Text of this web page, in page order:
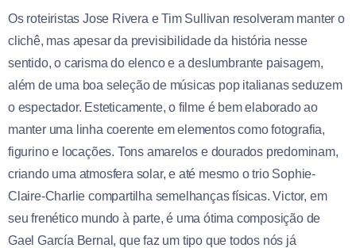
Os roteiristas Jose Rivera e Tim Sullivan resolveram manter o
clichê, mas apesar da previsibilidade da história nesse
sentido, o carisma do elenco e a deslumbrante paisagem,
além de uma boa seleção de músicas pop italianas seduzem
o espectador. Esteticamente, o filme é bem elaborado ao
manter uma linha coerente em elementos como fotografia,
figurino e locações. Tons amarelos e dourados predominam,
criando uma atmosfera solar, e até mesmo o trio Sophie-
Claire-Charlie compartilha semelhanças físicas. Victor, em
seu frenético mundo à parte, é uma ótima composição de
Gael García Bernal, que faz um tipo que todos nós já